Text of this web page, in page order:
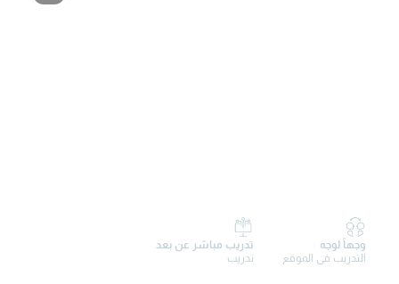
وجهاً لوجه
التدريب في الموقع
تدريب مباشر عن بعد
تدريب